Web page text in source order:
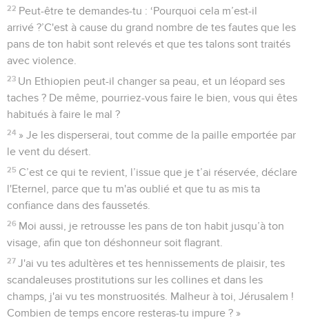
22 Peut-être te demandes-tu : ‘Pourquoi cela m’est-il
arrivé ?’C'est à cause du grand nombre de tes fautes que les
pans de ton habit sont relevés et que tes talons sont traités
avec violence.
23 Un Ethiopien peut-il changer sa peau, et un léopard ses
taches ? De même, pourriez-vous faire le bien, vous qui êtes
habitués à faire le mal ?
24 » Je les disperserai, tout comme de la paille emportée par
le vent du désert.
25 C’est ce qui te revient, l’issue que je t’ai réservée, déclare
l'Eternel, parce que tu m'as oublié et que tu as mis ta
confiance dans des faussetés.
26 Moi aussi, je retrousse les pans de ton habit jusqu’à ton
visage, afin que ton déshonneur soit flagrant.
27 J'ai vu tes adultères et tes hennissements de plaisir, tes
scandaleuses prostitutions sur les collines et dans les
champs, j'ai vu tes monstruosités. Malheur à toi, Jérusalem !
Combien de temps encore resteras-tu impure ? »